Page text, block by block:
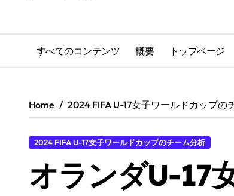
FIFA U-17女子ワールドカ
FIFA U-17女子ワールドカ
すべてのコンテンツ 概要 トップページ
Home 2024 FIFA U-17女子ワールドカップの
2024 FIFA U-17女子ワールドカップのチーム分析
オランダU-17